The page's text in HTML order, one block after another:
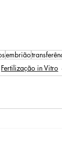
embrião
Fertilização in Vitro